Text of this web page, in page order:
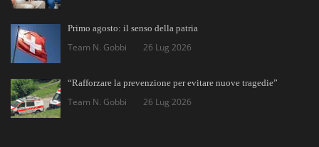
Primo agosto: il senso della patria
Team N. Gobbi 26 Lug 2026
“Rafforzare la prevenzione per evitare nuove tragedie”
Team N. Gobbi 26 Lug 2026